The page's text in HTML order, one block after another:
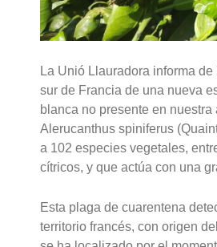
La Unió Llauradora informa de
sur de Francia de una nueva
blanca no presente en nuestra
Alerucanthus spiniferus
a 102 especies vegetales,
cítricos, y que actúa con una
Esta plaga de cuarentena
territorio francés, con origen